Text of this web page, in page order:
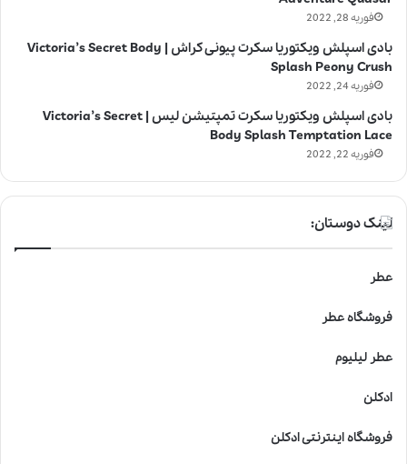
فوریه 28, 2022
بادی اسپلش ویکتوریا سکرت پیونی کراش | Victoria’s Secret Body
Splash Peony Crush
فوریه 24, 2022
بادی اسپلش ویکتوریا سکرت تمپتیشن لیس | Victoria’s Secret
Body Splash Temptation Lace
فوریه 22, 2022
لینک دوستان:
عطر
فروشگاه عطر
عطر لیلیوم
ادکلن
فروشگاه اینترنتی ادکلن